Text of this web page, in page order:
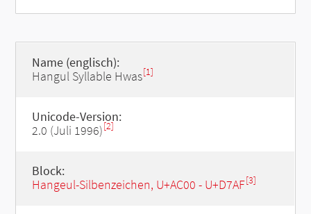
Name (englisch):
Hangul Syllable Hwas[1]
Unicode-Version:
2.0 (Juli 1996)[2]
Block:
Hangeul-Silbenzeichen, U+AC00 - U+D7AF[3]